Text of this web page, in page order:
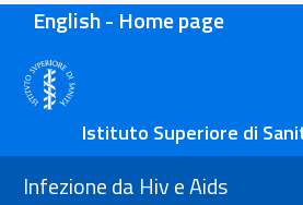
English - Home page
Istituto Superiore di
Infezione da Hiv e Aids